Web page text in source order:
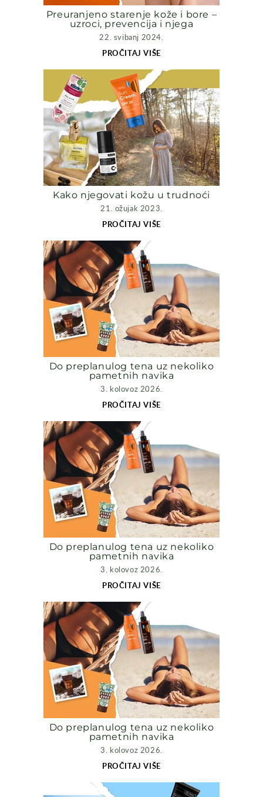
Preuranjeno starenje kože i bore –
uzroci, prevencija i njega
22. svibanj 2024.
PROČITAJ VIŠE
Kako njegovati kožu u trudnoći
21. ožujak 2023.
PROČITAJ VIŠE
Do preplanulog tena uz nekoliko
pametnih navika
3. kolovoz 2026.
PROČITAJ VIŠE
Do preplanulog tena uz nekoliko
pametnih navika
3. kolovoz 2026.
PROČITAJ VIŠE
Do preplanulog tena uz nekoliko
pametnih navika
3. kolovoz 2026.
PROČITAJ VIŠE